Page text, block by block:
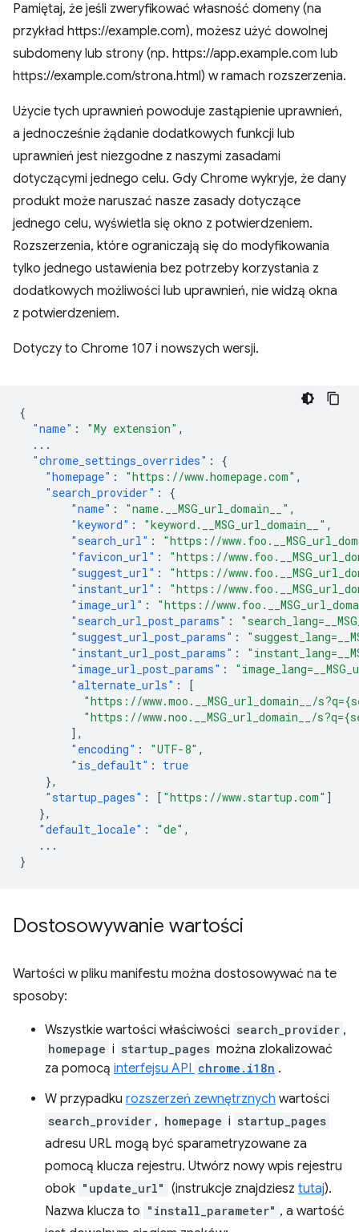
Pamiętaj, że jeśli zweryfikować własność domeny (na
przykład https://example.com), możesz użyć dowolnej
subdomeny lub strony (np. https://app.example.com lub
https://example.com/strona.html) w ramach rozszerzenia.
Użycie tych uprawnień powoduje zastąpienie uprawnień,
a jednocześnie żądanie dodatkowych funkcji lub
uprawnień jest niezgodne z naszymi zasadami
dotyczącymi jednego celu. Gdy Chrome wykryje, że dany
produkt może naruszać nasze zasady dotyczące
jednego celu, wyświetla się okno z potwierdzeniem.
Rozszerzenia, które ograniczają się do modyfikowania
tylko jednego ustawienia bez potrzeby korzystania z
dodatkowych możliwości lub uprawnień, nie widzą okna
z potwierdzeniem.
Dotyczy to Chrome 107 i nowszych wersji.
{
"name" : "My extension" ,
...
"chrome_settings_overrides" :
{
"homepage" : "https://www.homepage.com" ,
"search_provider" :
{
"name" : "name.__MSG_url_domain__" ,
"keyword" : "keyword.__MSG_url_domain__" ,
"search_url" :
"https://
"favicon_url" :
"https://
"suggest_url" :
"https://
"instant_url" :
"https://
"image_url" :
"https://
"search_url_post_params" :
"suggest_url_post_params" :
"instant_url_post_params" :
"image_url_post_params" :
"alternate_urls" :
[
"https://www.moo.__MSG_url_domain__/
"https://www.noo.__MSG_url_domain__/
],
"encoding" : "UTF-8" ,
"is_default" :
true
},
"startup_pages" : [ "https://www.startup.com" ]
},
"default_locale" : "de" ,
...
}
Dostosowywanie wartości
Wartości w pliku manifestu można dostosowywać na te
sposoby:
Wszystkie wartości właściwości search_provider ,
homepage i startup_pages można zlokalizować
za pomocą interfejsu API chrome.i18n .
W przypadku rozszerzeń zewnętrznych wartości
search_provider , homepage i startup_pages
adresu URL mogą być sparametryzowane za
pomocą klucza rejestru. Utwórz nowy wpis rejestru
obok "update_url" (instrukcje znajdziesz tutaj).
Nazwa klucza to "install_parameter" , a wartość